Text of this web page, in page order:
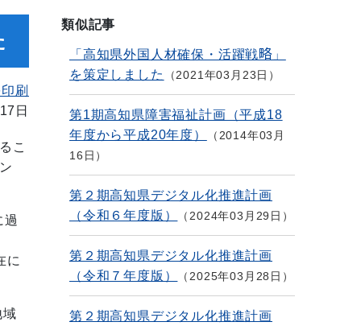
刷
日
こ
に
域
類似記事
「高知県外国人材確保・活躍戦略」
を策定しました
2021年03月23日
第1期高知県障害福祉計画（平成18
年度から平成20年度）
2014年03月
16日
第２期高知県デジタル化推進計画
（令和６年度版）
2024年03月29日
第２期高知県デジタル化推進計画
（令和７年度版）
2025年03月28日
第２期高知県デジタル化推進計画